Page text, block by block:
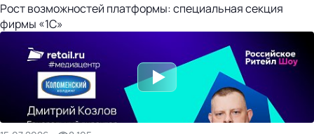
Рост возможностей платформы: специальная секция
фирмы «1С»